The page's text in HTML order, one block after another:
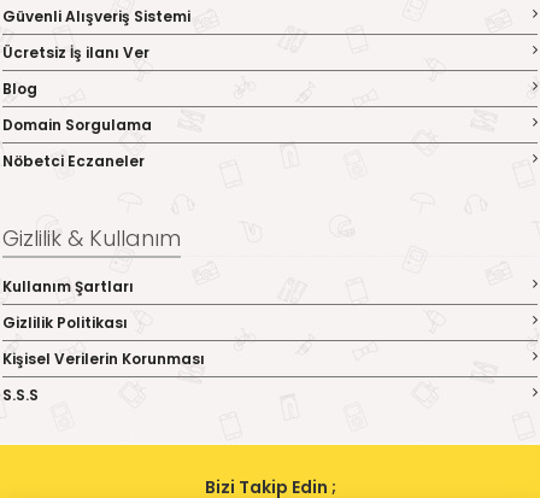
Güvenli Alışveriş Sistemi
Ücretsiz İş ilanı Ver
Blog
Domain Sorgulama
Nöbetci Eczaneler
Gizlilik & Kullanım
Kullanım Şartları
Gizlilik Politikası
Kişisel Verilerin Korunması
S.S.S
Bizi Takip Edin ;